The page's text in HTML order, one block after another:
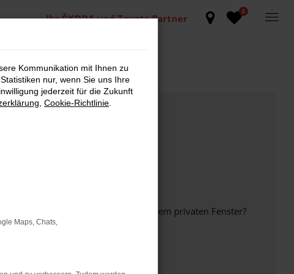
0
Ihr ŠKODA und Toyota Partner
einem anderen Browser oder in einem privaten Fenster?
Kommunikation mit Ihnen zu
nur, wenn Sie uns Ihre
jederzeit für die Zukunft
Cookie-Richtlinie
Maps, Chats,